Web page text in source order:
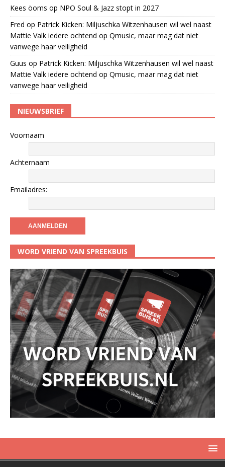
Kees öoms op NPO Soul & Jazz stopt in 2027
Fred op Patrick Kicken: Miljuschka Witzenhausen wil wel naast
Mattie Valk iedere ochtend op Qmusic, maar mag dat niet
vanwege haar veiligheid
Guus op Patrick Kicken: Miljuschka Witzenhausen wil wel naast
Mattie Valk iedere ochtend op Qmusic, maar mag dat niet
vanwege haar veiligheid
NIEUWSBRIEF
Voornaam
Achternaam
Emailadres:
WORD VRIEND VAN SPREEKBUIS